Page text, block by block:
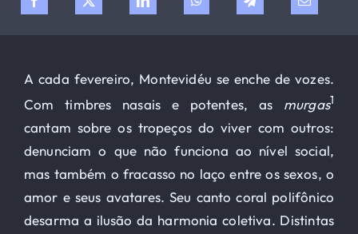
A cada fevereiro, Montevidéu se enche de vozes.
Com timbres nasais e potentes, as murgas1
cantam sobre os tropeços do viver com outros:
denunciam o que não funciona ao nível social,
mas também o fracasso no laço entre os sexos, o
amor e seus avatares. Seu canto coral polifônico
desarma a ilusão da harmonia coletiva. Distintas